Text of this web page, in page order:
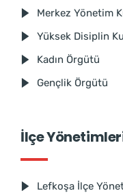
Merkez Yönetim
Yüksek Disiplin
Kadın Örgütü
Gençlik Örgütü
İlçe
Lefkoşa İlçe